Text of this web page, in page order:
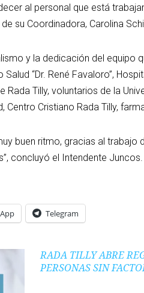
al personal que está
su Coordinadora, Carolina
y la dedicación del equipo
“Dr. René Favaloro”,
Rada Tilly, voluntarios de la
Centro Cristiano Rada Tilly,
buen ritmo, gracias al
concluyó el Intendente Juncos.
Telegram
RADA TILLY ABRE
PERSONAS SIN